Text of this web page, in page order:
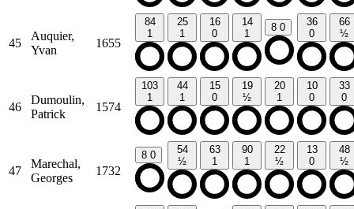
45
Auquier,
Yvan
1655
84
1
25
1
16
0
14
1
8 0
36
0
66
½
46
Dumoulin,
Patrick
1574
103
1
44
1
15
0
19
½
20
1
10
0
33
0
47
Marechal,
Georges
1732
8 0
54
½
63
1
90
1
22
½
13
0
48
½